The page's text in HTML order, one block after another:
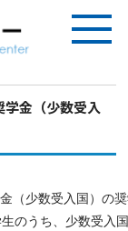
学金（少数受入
（少数受入国）の
のうち、少数受入